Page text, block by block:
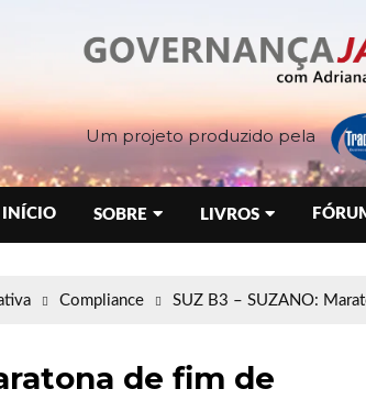
Um projeto produzido pela
INÍCIO SOBRE LIVROS
Compliance SUZ B3 – SUZANO:
de fim de